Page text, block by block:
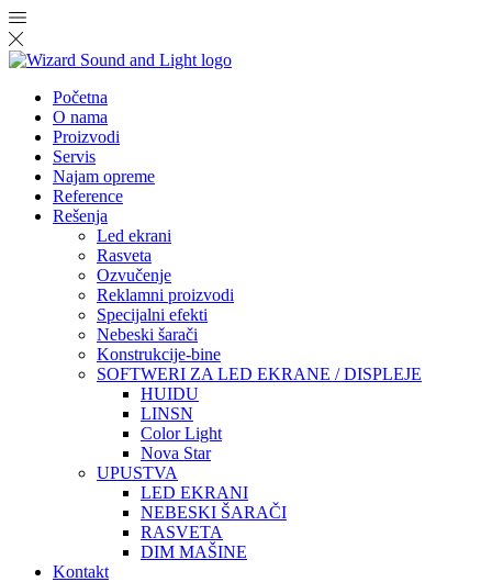
Početna
O nama
Proizvodi
Servis
Najam opreme
Reference
Rešenja
Led ekrani
Rasveta
Ozvučenje
Reklamni proizvodi
Specijalni efekti
Nebeski šarači
Konstrukcije-bine
SOFTWERI ZA LED EKRANE / DISPLEJE
HUIDU
LINSN
Color Light
Nova Star
UPUSTVA
LED EKRANI
NEBESKI ŠARAČI
RASVETA
DIM MAŠINE
Kontakt